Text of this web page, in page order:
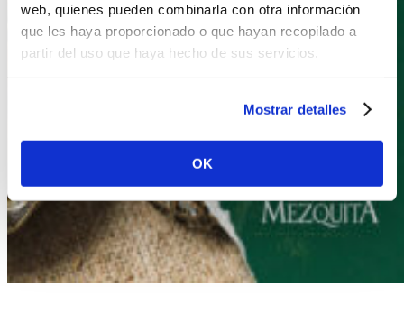
web, quienes pueden combinarla con otra información
que les haya proporcionado o que hayan recopilado a
partir del uso que haya hecho de sus servicios.
Mostrar detalles
OK